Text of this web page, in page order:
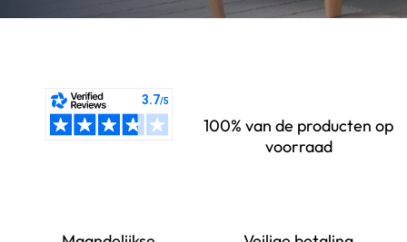
100% van de producten op
voorraad